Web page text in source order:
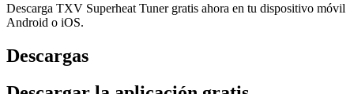
Descarga TXV Superheat Tuner gratis ahora en tu dispositivo móvil
Android o iOS.
Descargas